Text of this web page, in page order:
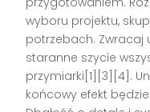
wyboru projektu,
potrzebach. Zwracaj
staranne szycie
przymiarki[1][3][4].
końcowy efekt